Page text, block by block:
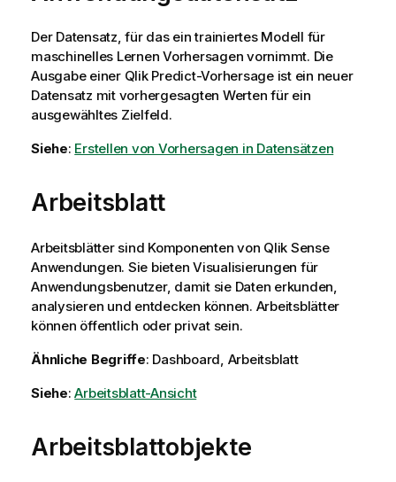
Der Datensatz, für das ein trainiertes Modell für
maschinelles Lernen Vorhersagen vornimmt. Die
Ausgabe einer Qlik Predict-Vorhersage ist ein neuer
Datensatz mit vorhergesagten Werten für ein
ausgewähltes Zielfeld.
Siehe: Erstellen von Vorhersagen in Datensätzen
Arbeitsblatt
Arbeitsblätter sind Komponenten von Qlik Sense
Anwendungen. Sie bieten Visualisierungen für
Anwendungsbenutzer, damit sie Daten erkunden,
analysieren und entdecken können. Arbeitsblätter
können öffentlich oder privat sein.
Ähnliche Begriffe: Dashboard, Arbeitsblatt
Siehe:Arbeitsblatt-Ansicht
Arbeitsblattobjekte